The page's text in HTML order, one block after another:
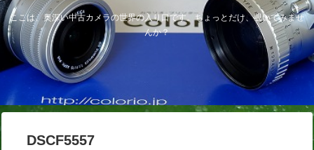
ここは、奥深い中古カメラの世界の入り口です。ちょっとだけ、覗いてみませ
んか？
DSCF5557